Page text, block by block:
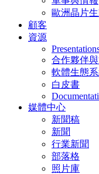
歐洲晶片
顧客
資源
合作夥伴
軟體生態
白皮書
媒體中心
新聞稿
新聞
行業新聞
部落格
照片庫